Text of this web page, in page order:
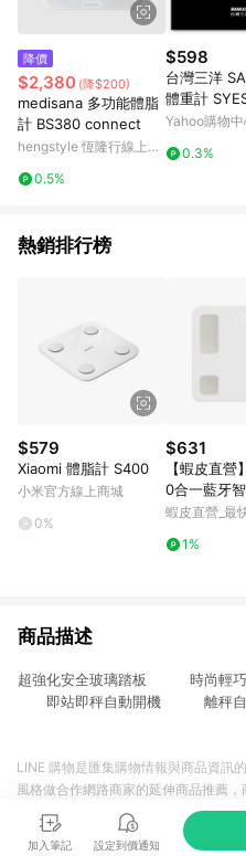
降價
$2,380 (降$200)
medisana 多功能體脂
計 BS380 connect
hengstyle 恆隆行線上購
0.5%
$598
台灣三洋
體重計
Yahoo購物
0.3%
熱銷排行榜
$579
Xiaomi 體脂計 S400
小米官方線上商城
0%
$631
【蝦皮直營
0合一藍牙
脂計 藍芽 藍
APP紀錄 非
蝦皮直營_最
1%
商品描述
超強化安全玻璃踏板 時尚輕
即站即秤自動開機 離秤自
加入筆記 設定到價通知
LINE 購物是匯集購物情報與商品資訊
風格做合作網路商家的延伸商品推薦
商品至各合作網路商家，確認現售價
準。